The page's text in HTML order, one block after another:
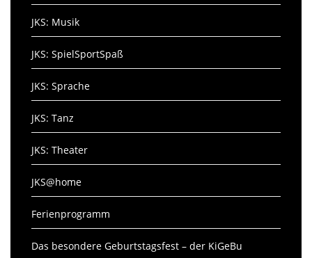
JKS: Musik
JKS: SpielSportSpaß
JKS: Sprache
JKS: Tanz
JKS: Theater
JKS@home
Ferienprogramm
Das besondere Geburtstagsfest – der KiGeBu